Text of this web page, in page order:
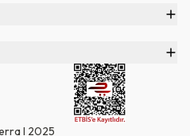
I 2025